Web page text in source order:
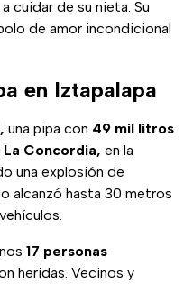
cuidar de su nieta. Su
de amor incondicional
en Iztapalapa
una pipa con 49 mil litros
Concordia, en la
una explosión de
alcanzó hasta 30 metros
17 personas
heridas. Vecinos y